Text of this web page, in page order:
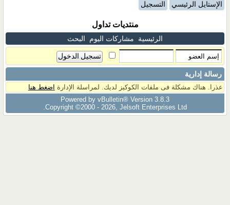
الإستايل الرئيسي التسجيل
منتديات تداول
الرئيسية مشاركات اليوم البحث
رسالة إدارية
عذرا. هناك مشكلة فى ملفات الكوكيز لديك. لمراسلة الإدارة اضغط هنا
Powered by vBulletin® Version 3.8.3
Copyright ©2000 - 2026, Jelsoft Enterprises Ltd.